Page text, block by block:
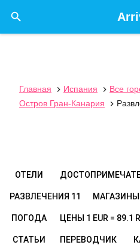

Главная  Испания  Все
Остров Гран-Канария

ОТЕЛИ
РАЗВЛЕЧЕНИЯ 11 МАГАЗИНЫ
ПОГОДА ЦЕНЫ 1 EUR = 89.1
СТАТЬИ ПЕРЕВОДЧИК